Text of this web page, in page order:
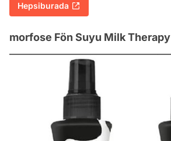
Hepsiburada
morfose Fön Suyu Milk Therapy